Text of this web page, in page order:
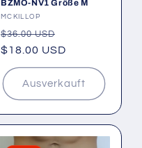
BZMO-NV1 Größe M
Anbieter:
MCKILLOP
Normaler
Preis
$36.00 USD
$18.00 USD
Ausverkauft